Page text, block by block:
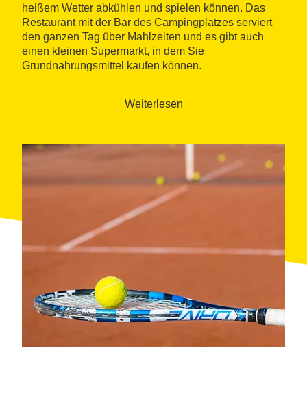
heißem Wetter abkühlen und spielen können. Das
Restaurant mit der Bar des Campingplatzes serviert
den ganzen Tag über Mahlzeiten und es gibt auch
einen kleinen Supermarkt, in dem Sie
Grundnahrungsmittel kaufen können.
innerhalb der GemeindeMalgrat de Mar
Gehminuten oder 5 Autominuten vom Strand entfernt.
Weiterlesen